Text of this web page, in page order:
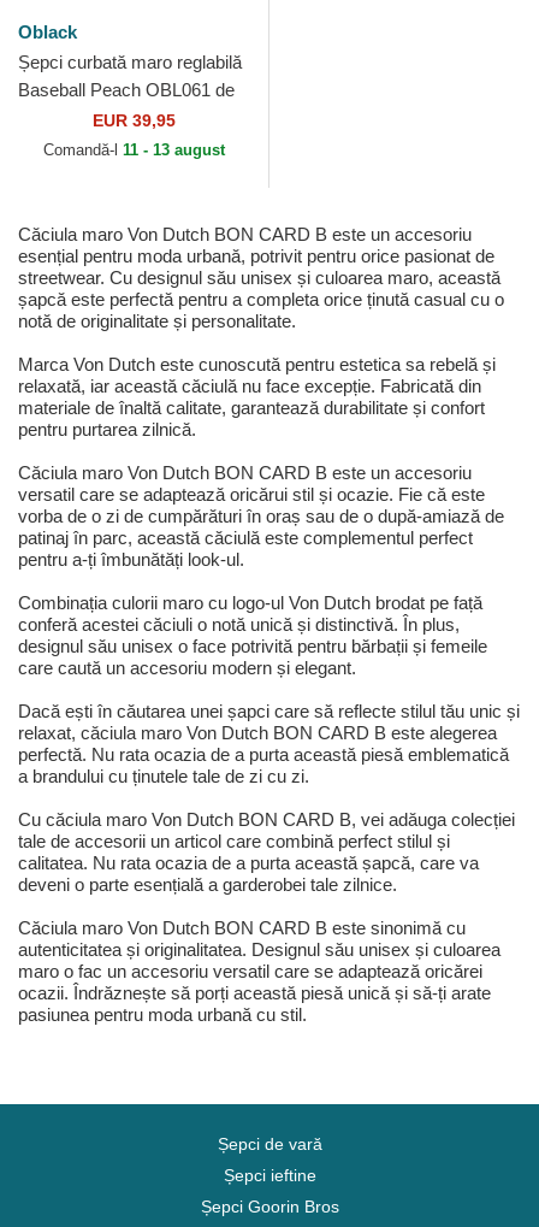
Oblack
Șepci curbată maro reglabilă
Baseball Peach OBL061 de
EUR 39,95
Comandă-l 11 - 13 august
Căciula maro Von Dutch BON CARD B este un accesoriu
esențial pentru moda urbană, potrivit pentru orice pasionat de
streetwear. Cu designul său unisex și culoarea maro, această
șapcă este perfectă pentru a completa orice ținută casual cu o
notă de originalitate și personalitate.
Marca Von Dutch este cunoscută pentru estetica sa rebelă și
relaxată, iar această căciulă nu face excepție. Fabricată din
materiale de înaltă calitate, garantează durabilitate și confort
pentru purtarea zilnică.
Căciula maro Von Dutch BON CARD B este un accesoriu
versatil care se adaptează oricărui stil și ocazie. Fie că este
vorba de o zi de cumpărături în oraș sau de o după-amiază de
patinaj în parc, această căciulă este complementul perfect
pentru a-ți îmbunătăți look-ul.
Combinația culorii maro cu logo-ul Von Dutch brodat pe față
conferă acestei căciuli o notă unică și distinctivă. În plus,
designul său unisex o face potrivită pentru bărbații și femeile
care caută un accesoriu modern și elegant.
Dacă ești în căutarea unei șapci care să reflecte stilul tău unic și
relaxat, căciula maro Von Dutch BON CARD B este alegerea
perfectă. Nu rata ocazia de a purta această piesă emblematică
a brandului cu ținutele tale de zi cu zi.
Cu căciula maro Von Dutch BON CARD B, vei adăuga colecției
tale de accesorii un articol care combină perfect stilul și
calitatea. Nu rata ocazia de a purta această șapcă, care va
deveni o parte esențială a garderobei tale zilnice.
Căciula maro Von Dutch BON CARD B este sinonimă cu
autenticitatea și originalitatea. Designul său unisex și culoarea
maro o fac un accesoriu versatil care se adaptează oricărei
ocazii. Îndrăznește să porți această piesă unică și să-ți arate
pasiunea pentru moda urbană cu stil.
Șepci de vară
Șepci ieftine
Șepci Goorin Bros